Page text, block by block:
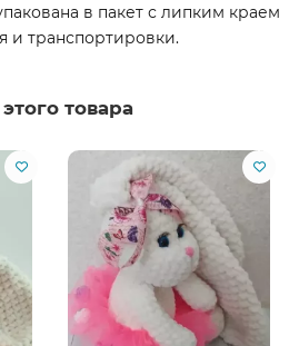
в пакет с липким краем
и транспортировки.
товара